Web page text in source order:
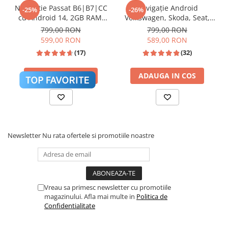
mașinii.* SE APLICA DOAR LA PRODUSELE CARE
VIN IN PACHET CU CANBUS*
❄️ Sistem Activ de Răcire (Cooling Fan)
Unitatea este echipată hardware cu unventilator
de răcire activmontat pe partea din spate.
Această dotare premium asigură disiparea
-25%
Navigatie Passat B6|B7|CC
cu Android 14, 2GB RAM,
CarPlay si Anroid Auto,
Mirror Link, Wi-fi, Youtube,
Waze, ecran HD 10.1 Inch
799,00 RON
599,00 RON
(17)
ADAUGA IN COS
-26%Navigație Android
Volkswagen, Skoda, Seat,
CarPlay & Android Auto,
ecran 7"|Compatibil Golf 5,
Golf 6, Jetta, Passat
B6/B7/CC, Polo, Tiguan,
Touran
799,00 RON
589,00 RON
(32)
ADAUGA IN COS
Newsletter Nu rata ofertele si promotiile noastre
Vreau sa primesc newsletter cu promotiile
magazinului. Afla mai multe in Politica de
Confidentialitate